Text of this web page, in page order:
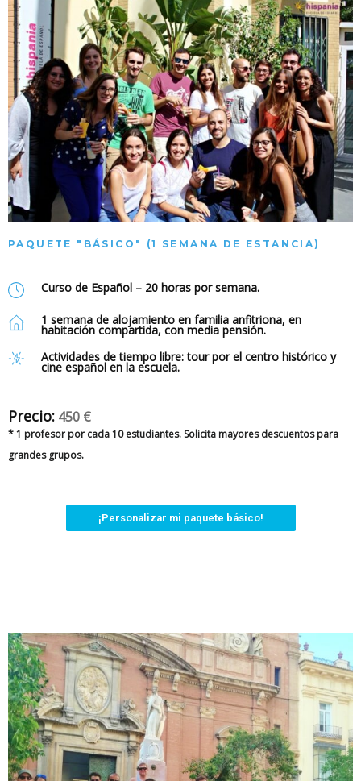
PAQUETE "BÁSICO" (1 SEMANA DE ESTANCIA)
Curso de Español – 20 horas por semana.
1 semana de alojamiento en familia anfitriona, en
habitación compartida, con media pensión.
Actividades de tiempo libre: tour por el centro histórico y
cine español en la escuela.
Precio: 450 €
* 1 profesor por cada 10 estudiantes. Solicita mayores descuentos para
grandes grupos.
¡Personalizar mi paquete básico!